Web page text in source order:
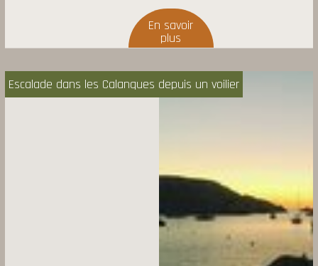
Escalade dans les Calanques depuis un voilier